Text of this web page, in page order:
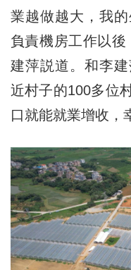
業越做越大，我
負責機房工作以後
建萍説道。和李
近村子的100多位
口就能就業增收，